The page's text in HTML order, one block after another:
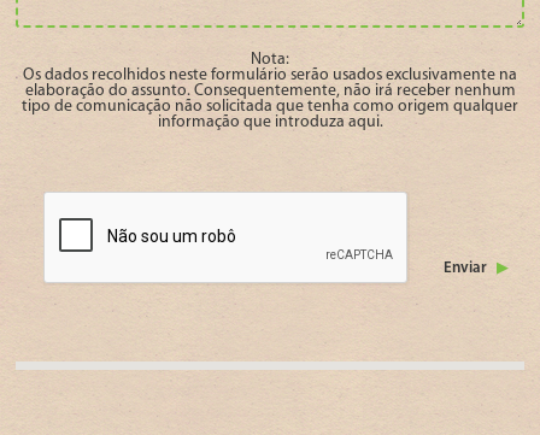
Nota:
Os dados recolhidos neste formulário serão usados exclusivamente na
elaboração do assunto. Consequentemente, não irá receber nenhum
tipo de comunicação não solicitada que tenha como origem qualquer
informação que introduza aqui.